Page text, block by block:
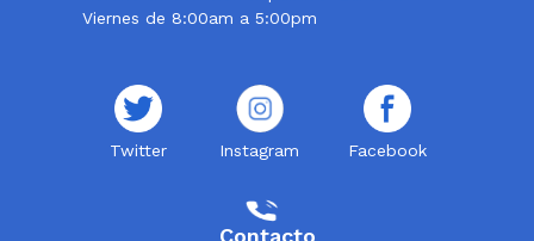
Viernes de 8:00am a 5:00pm
Twitter Instagram Facebook